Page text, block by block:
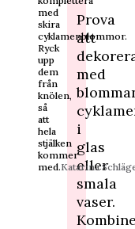
med
skira
cyklamenblommor.
Ryck
upp
dem
från
knölen,
så
att
hela
stjälken
kommer
med.Katarina
Prova
att
med
i
glas
eller
smala
vaser.